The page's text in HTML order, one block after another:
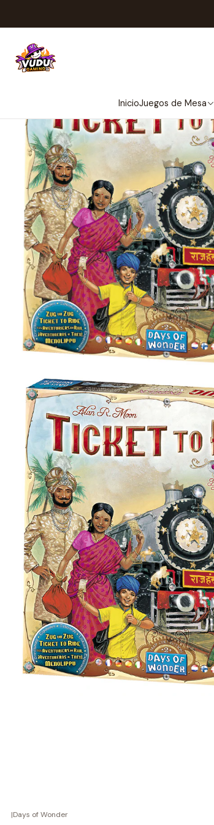
InicioJuegos de Mesa
|Days of Wonder